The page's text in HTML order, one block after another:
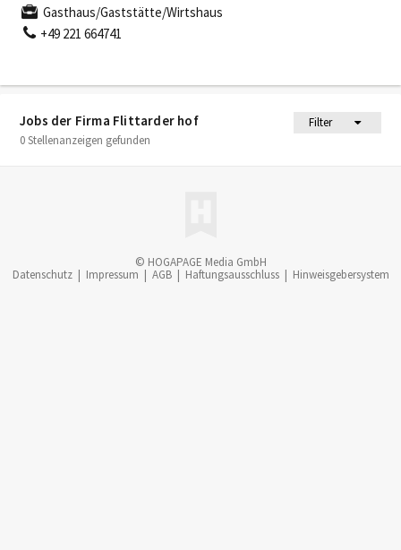
Jobs der Firma Flittarder hof
Filter
0 Stellenanzeigen gefunden
Gasthaus/Gaststätte/Wirtshaus
+49 221 664741
© HOGAPAGE Media GmbH
Datenschutz | Impressum | AGB | Haftungsausschluss | Hinweisgebersystem